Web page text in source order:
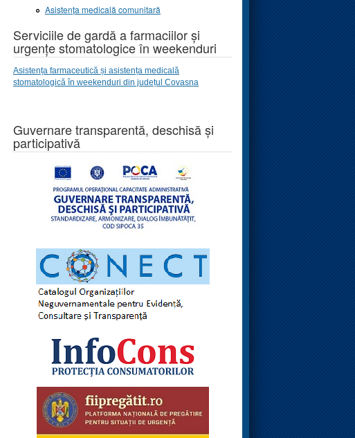
Asistența medicală comunitară
Serviciile de gardă a farmaciilor și
urgențe stomatologice în weekenduri
Asistența farmaceutică și asistența medicală
stomatologică în weekenduri din județul Covasna
Guvernare transparentă, deschisă și
participativă